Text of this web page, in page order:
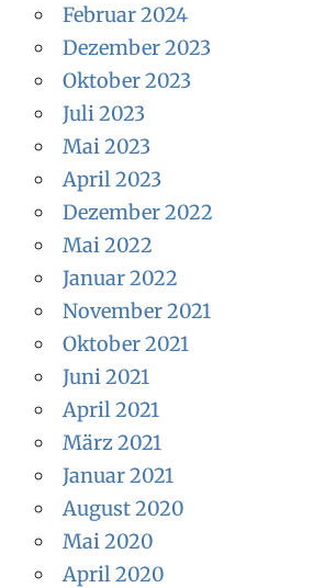
Februar 2024
Dezember 2023
Oktober 2023
Juli 2023
Mai 2023
April 2023
Dezember 2022
Mai 2022
Januar 2022
November 2021
Oktober 2021
Juni 2021
April 2021
März 2021
Januar 2021
August 2020
Mai 2020
April 2020